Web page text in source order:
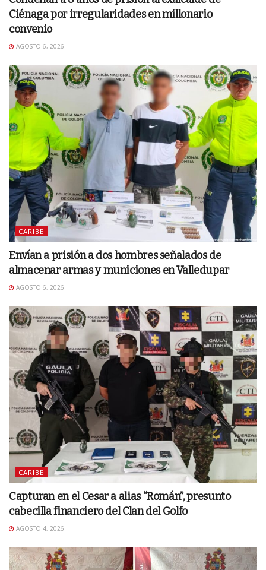
Ciénaga por irregularidades en millonario
convenio
AGOSTO 6, 2026
CARIBE
Envían a prisión a dos hombres señalados de
almacenar armas y municiones en Valledupar
AGOSTO 6, 2026
CARIBE
Capturan en el Cesar a alias “Román”, presunto
cabecilla financiero del Clan del Golfo
AGOSTO 4, 2026